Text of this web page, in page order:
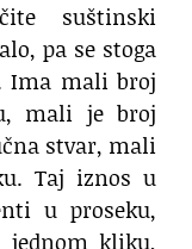
suštinski
pa se stoga
Ima mali broj
mali je broj
stvar, mali
Taj iznos u
u proseku,
jednom kliku,